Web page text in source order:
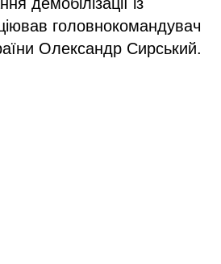
головнокомандувач
Олександр Сирський.